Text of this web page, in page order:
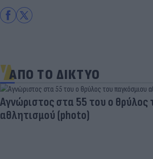
ΑΠΟ ΤΟ ΔΙΚΤΥΟ
Aγνώριστος στα 55 του ο θρύλος
αθλητισμού (photo)